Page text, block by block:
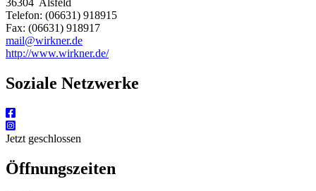
36304 Alsfeld
Telefon: (06631) 918915
Fax: (06631) 918917
mail@wirkner.de
http://www.wirkner.de/
Soziale Netzwerke
Jetzt geschlossen
Öffnungszeiten